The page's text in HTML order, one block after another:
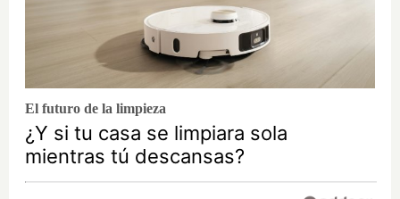
El futuro de la limpieza
¿Y si tu casa se limpiara sola
mientras tú descansas?